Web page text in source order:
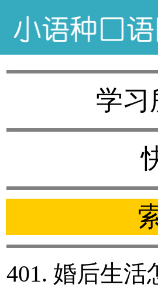
学习
401. 婚后生活